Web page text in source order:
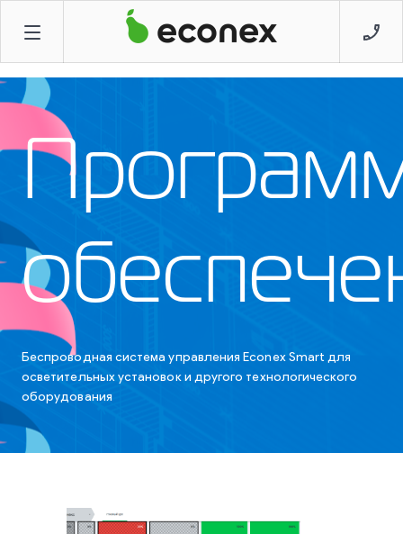
Беспроводная система управления Econex Smart для
осветительных установок и другого технологического
оборудования